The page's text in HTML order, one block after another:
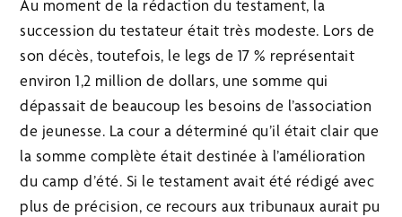
Au moment de la rédaction du testament, la
succession du testateur était très modeste. Lors de
son décès, toutefois, le legs de 17 % représentait
environ 1,2 million de dollars, une somme qui
dépassait de beaucoup les besoins de l’association
de jeunesse. La cour a déterminé qu’il était clair que
la somme complète était destinée à l’amélioration
du camp d’été. Si le testament avait été rédigé avec
plus de précision, ce recours aux tribunaux aurait pu